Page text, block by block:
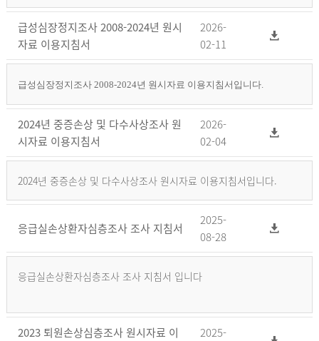
급성심장정지조사 2008-2024년 원시
자료 이용지침서
2026-
02-11
급성심장정지조사 2008-2024년 원시자료 이용지침서입니다.
2024년 중증손상 및 다수사상조사 원
시자료 이용지침서
2026-
02-04
2024년 중증손상 및 다수사상조사 원시자료 이용지침서입니다.
응급실손상환자심층조사 조사 지침서
2025-
08-28
응급실손상환자심층조사 조사 지침서 입니다
2023 퇴원손상심층조사 원시자료 이
2025-